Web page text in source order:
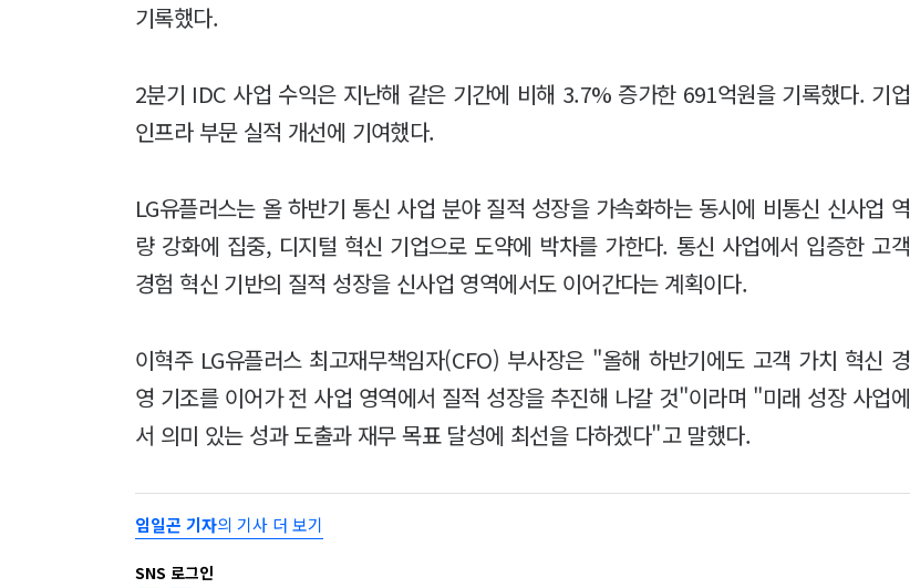
기록했다.
2분기 IDC 사업 수익은 지난해 같은 기간에 비해 3.7% 증가한 691억원을 기록했다. 기업
인프라 부문 실적 개선에 기여했다.
LG유플러스는 올 하반기 통신 사업 분야 질적 성장을 가속화하는 동시에 비통신 신사업 역
량 강화에 집중, 디지털 혁신 기업으로 도약에 박차를 가한다. 통신 사업에서 입증한 고객
경험 혁신 기반의 질적 성장을 신사업 영역에서도 이어간다는 계획이다.
이혁주 LG유플러스 최고재무책임자(CFO) 부사장은 "올해 하반기에도 고객 가치 혁신 경
영 기조를 이어가 전 사업 영역에서 질적 성장을 추진해 나갈 것"이라며 "미래 성장 사업에
서 의미 있는 성과 도출과 재무 목표 달성에 최선을 다하겠다"고 말했다.
임일곤 기자의 기사 더 보기
SNS 로그인